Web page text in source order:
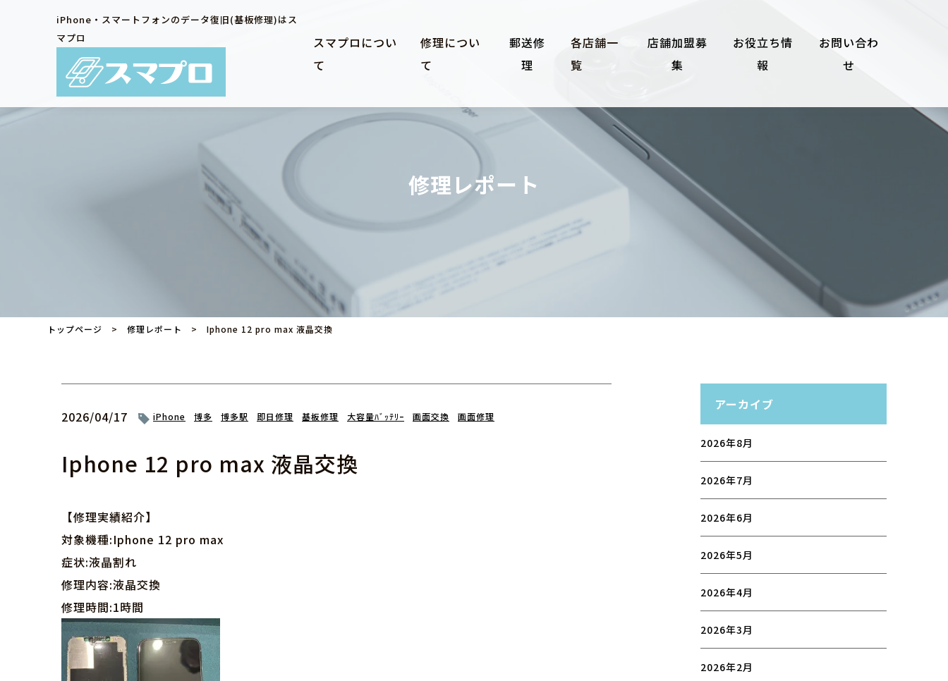
iPhone・スマートフォンのデータ復旧(基板修理)はス
マプロ
スマプロについ
て
修理につい
て
郵送修
理
各店舗一
覧
店舗加盟募
集
お役立ち情
報
お問い合わ
せ
修理レポート
トップページ > 修理レポート > Iphone 12 pro max 液晶交換
2026/04/17 iPhone 博多 博多駅 即日修理 基板修理 大容量ﾊﾞｯﾃﾘｰ 画面交換 画面修理
Iphone 12 pro max 液晶交換
【修理実績紹介】
対象機種:Iphone 12 pro max
症状:液晶割れ
修理内容:液晶交換
修理時間:1時間
アーカイブ
2026年8月
2026年7月
2026年6月
2026年5月
2026年4月
2026年3月
2026年2月